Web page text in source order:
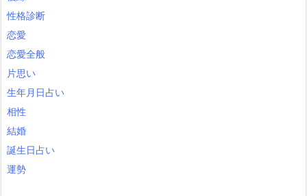
性格診断
恋愛
恋愛全般
片思い
生年月日占い
相性
結婚
誕生日占い
運勢